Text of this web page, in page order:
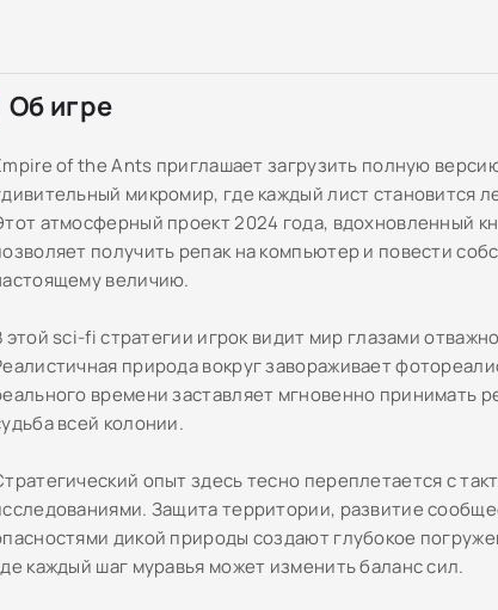
Об игре
of the Ants приглашает загрузить полную
микромир, где каждый лист становится
атмосферный проект 2024 года, вдохновленный
получить репак на компьютер и повести
величию.
этой sci-fi стратегии игрок видит мир глазами
природа вокруг завораживает
времени заставляет мгновенно принимать
всей колонии.
опыт здесь тесно переплетается с
Защита территории, развитие
дикой природы создают глубокое
каждый шаг муравья может изменить баланс сил.